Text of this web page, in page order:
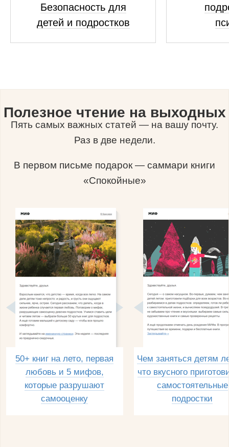
Безопасность для
детей и подростков
Полезное чтение на выходных
Пять самых важных статей — на вашу почту.
Раз в две недели.
В первом письме подарок — саммари книги
«Спокойные»
50+ книг на лето, первая
любовь и 5 мифов,
которые разрушают
самооценку
Чем заняться детям
что вкусного
самостоятельные
подростки